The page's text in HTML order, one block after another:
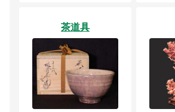
茶道具